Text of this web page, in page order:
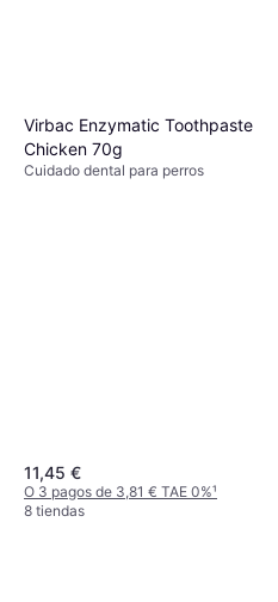
Virbac Enzymatic Toothpaste
Chicken 70g
Cuidado dental para perros
11,45 €
O 3 pagos de 3,81 € TAE 0%¹
8 tiendas